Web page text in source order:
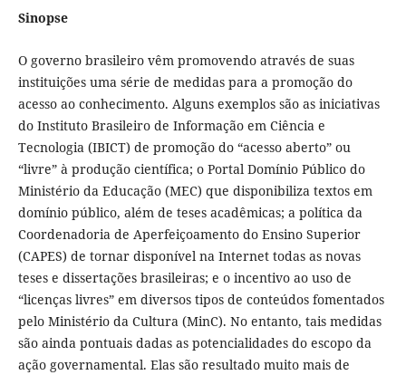
Sinopse
O governo brasileiro vêm promovendo através de suas
instituições uma série de medidas para a promoção do
acesso ao conhecimento. Alguns exemplos são as iniciativas
do Instituto Brasileiro de Informação em Ciência e
Tecnologia (IBICT) de promoção do “acesso aberto” ou
“livre” à produção científica; o Portal Domínio Público do
Ministério da Educação (MEC) que disponibiliza textos em
domínio público, além de teses acadêmicas; a política da
Coordenadoria de Aperfeiçoamento do Ensino Superior
(CAPES) de tornar disponível na Internet todas as novas
teses e dissertações brasileiras; e o incentivo ao uso de
“licenças livres” em diversos tipos de conteúdos fomentados
pelo Ministério da Cultura (MinC). No entanto, tais medidas
são ainda pontuais dadas as potencialidades do escopo da
ação governamental. Elas são resultado muito mais de